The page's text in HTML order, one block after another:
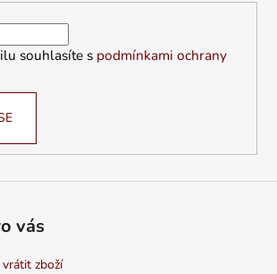
souhlasíte s podmínkami ochrany
vás
vrátit zboží